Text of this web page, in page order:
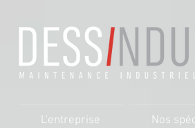
L'entreprise Nos